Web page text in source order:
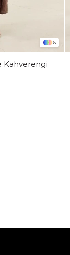
6
Kahverengi